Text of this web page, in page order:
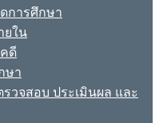
การศึกษา
ยใน
ดี
ษา
วจสอบ ประเมินผล และ